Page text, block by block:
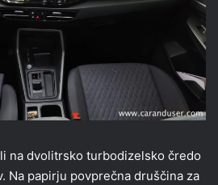
na dvolitrsko turbodizelsko čredo
Na papirju povprečna druščina za